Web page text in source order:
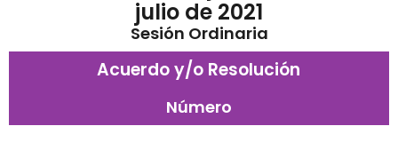
julio de 2021
Sesión Ordinaria
Acuerdo y/o Resolución
Número